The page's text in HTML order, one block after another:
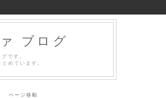
ブログ
です。
めています。
ページ移動